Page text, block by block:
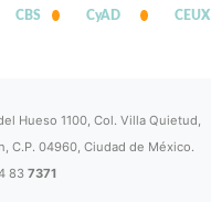
CBS CyAD CEUX
Hueso 1100, Col. Villa Quietud,
C.P. 04960, Ciudad de México.
837371